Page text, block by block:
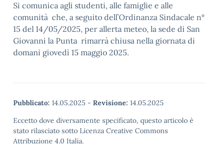
Si comunica agli studenti, alle famiglie e alle
comunità che, a seguito dell’Ordinanza Sindacale n°
15 del 14/05/2025, per allerta meteo, la sede di San
Giovanni la Punta rimarrà chiusa nella giornata di
domani giovedì 15 maggio 2025.
Pubblicato: 14.05.2025 - Revisione: 14.05.2025
Eccetto dove diversamente specificato, questo articolo è
stato rilasciato sotto Licenza Creative Commons
Attribuzione 4.0 Italia.